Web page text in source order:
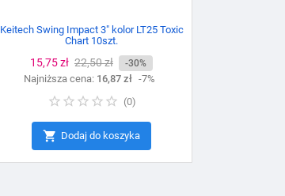
Keitech Swing Impact 3" kolor LT25 Toxic
Chart 10szt.
Cena
15,75 zł Cena
podstawowa
22,50 zł -30%
Najniższa cena: 16,87 zł -7%
(0)
 Dodaj do koszyka